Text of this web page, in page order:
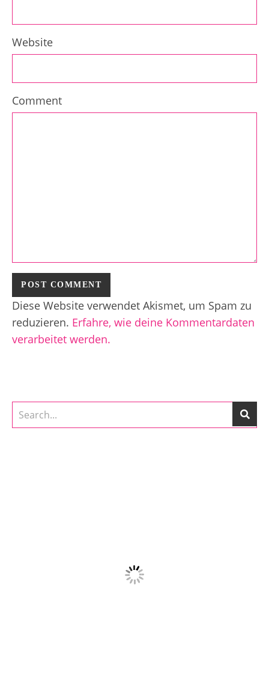
Website
Comment
Diese Website verwendet Akismet, um Spam zu
reduzieren. Erfahre, wie deine Kommentardaten
verarbeitet werden.